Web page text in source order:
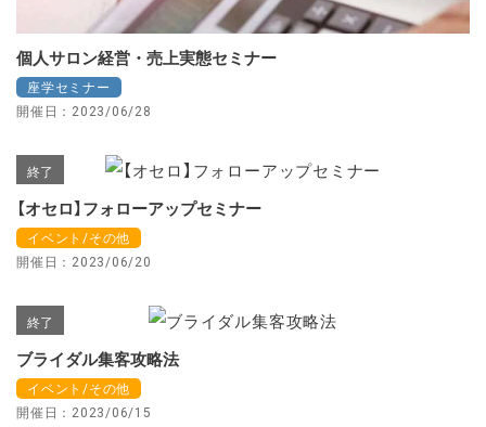
個人サロン経営・売上実態セミナー
座学セミナー
開催日：2023/06/28
終了
【オセロ】フォローアップセミナー
イベント/その他
開催日：2023/06/20
終了
ブライダル集客攻略法
イベント/その他
開催日：2023/06/15